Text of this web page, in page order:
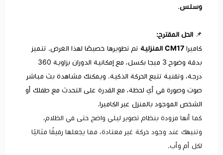
وسلس.
📌 الحل المقترح:
كاميرا CM17 المنزلية
تم تطويرها خصيصًا لهذا الغرض. تتميز
بدقة وضوح 3 ميجا بكسل، مع إمكانية الدوران بزاوية 360
درجة، وتقنية تتبع الحركة الذكية. ويمكنك مشاهدة بث مباشر
صوت وصورة في أي لحظة، مع القدرة على التحدث مع طفلك أو
الشخص الموجود بالمنزل عبر الكاميرا.
كما أنها مزودة بنظام تصوير ليلي واضح حتى في الظلام،
وتنبهك عند وجود حركة غير معتادة، مما يجعلها رفيقًا مثاليًا
لكل أم وأب.